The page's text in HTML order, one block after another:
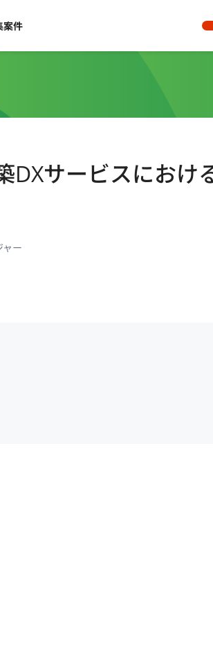
案件
DXサービスにおけ
ー